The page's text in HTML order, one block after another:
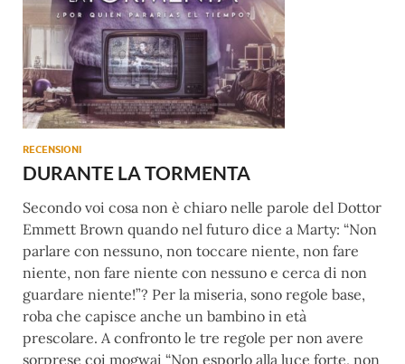
RECENSIONI
DURANTE LA TORMENTA
Secondo voi cosa non è chiaro nelle parole del Dottor
Emmett Brown quando nel futuro dice a Marty: “Non
parlare con nessuno, non toccare niente, non fare
niente, non fare niente con nessuno e cerca di non
guardare niente!”? Per la miseria, sono regole base,
roba che capisce anche un bambino in età
prescolare. A confronto le tre regole per non avere
sorprese coi mogwai “Non esporlo alla luce forte, non